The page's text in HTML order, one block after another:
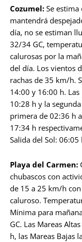
Cozumel: Se
mantendrá
día, no se estiman
32/34 GC,
calurosas por la
del día. Los vientos
rachas de 35 km/h.
14:00 y 16:00 h.
10:28 h y la
primera de 02:36 h
17:34 h
Salida del Sol:
Playa del Carmen:
chubascos con
de 15 a 25 km/h
caluroso.
Mínima para
GC. Las Mareas
h, las Mareas Bajas